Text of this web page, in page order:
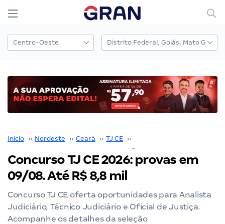
Início ›› Nordeste ›› Ceará ›› TJ CE ››
Concurso TJ CE 2026: provas em
09/08. Até R$ 8,8 mil
Concurso TJ CE oferta oportunidades para Analista
Judiciário, Técnico Judiciário e Oficial de Justiça.
Acompanhe os detalhes da seleção